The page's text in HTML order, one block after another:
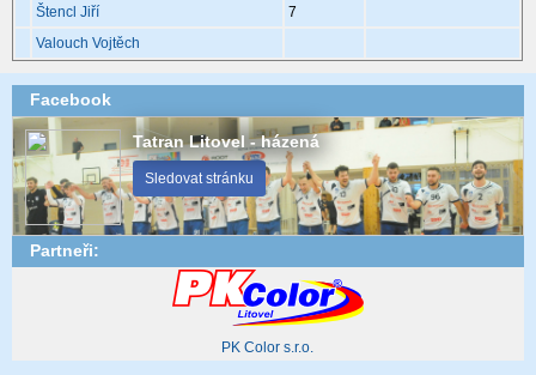
Štencl Jiří
7
Valouch Vojtěch
Facebook
Tatran Litovel - házená
Sledovat stránku
Partneři:
PK Color s.r.o.